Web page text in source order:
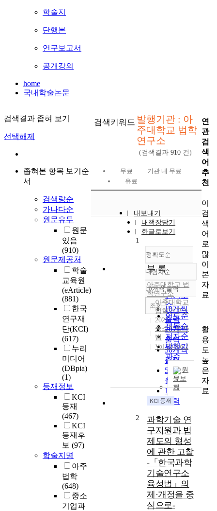
학술지
단행본
연구보고서
공개강의
home
국내학술논문
검색결과 좁혀 보기
선택해제
좁혀본 항목 보기순
서
검색량순
가나다순
원문유무
원문
있음
(910)
원문제공처
학술
교육원
(eArticle)
(881)
한국
연구재
단(KCI)
(617)
누리
미디어
(DBpia)
(1)
등재정보
KCI
등재
(467)
KCI
등재후
보 (97)
학술지명
아주
법학
(648)
중소
기업과
검색키워드 발행기관 : 아
주대학교 법학
연구소
(검색결과 910 건)
무료
기관 내 무료
유료
내보내기
내책장담기
한글로보기
정확도순
정확도
순
인기도
순
연도순
제목순
저자순
발행기
관순
내림차순
내림차순
10개씩 출력
10개씩
출력
20개씩
출력
30개씩
출력
50개씩
출력
100개씩
출력
조회
1
부 록
아주대학교 법
학연구소
아주대학교
법학연구소
2025
중소기업과
법
Vol.16 No.2
원
문보
기
2
과학기술 연
구지원과 법
제도의 형성
에 관한 고찰
-「한국과학
기술연구소
육성법」의
제·개정을 중
심으로-
연
관
검
색
어
추
천
이
검
색
어
로
많
이
본
자
료
활
용
도
높
은
자
료